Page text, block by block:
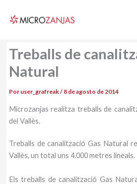
Treballs de
Natural
Por user_grafreak/ 8 de agosto de 2014
Microzanjas realitza treballs de
del Vallès.
Treballs de canalització Gas Natural
Vallès, un total uns 4.000 metres lineals.
Els treballs de canalització Gas